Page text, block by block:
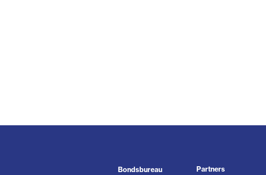
Bondsbureau Partners